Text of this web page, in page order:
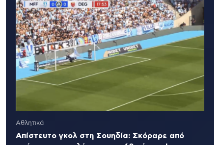
Αθλητικά
Απίστευτο γκολ στη Σουηδία: Σκόραρε από